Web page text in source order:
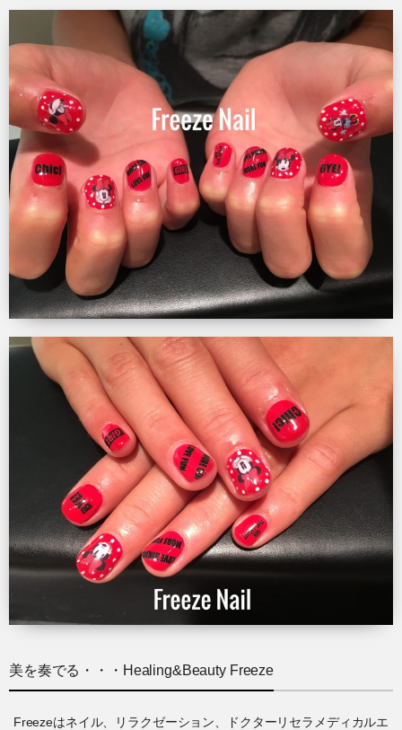
美を奏でる・・・Healing&Beauty Freeze
Freezeはネイル、リラクゼーション、ドクターリセラメディカルエ